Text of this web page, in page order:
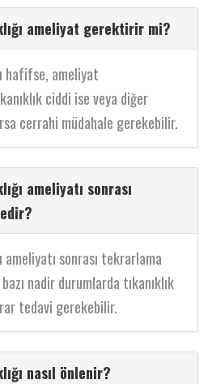
ameliyat gerektirir mi?
hafifse, ameliyat
ciddi ise veya diğer
cerrahi müdahale gerekebilir.
ameliyatı sonrası
ameliyatı sonrası tekrarlama
nadir durumlarda tıkanıklık
tedavi gerekebilir.
nasıl önlenir?